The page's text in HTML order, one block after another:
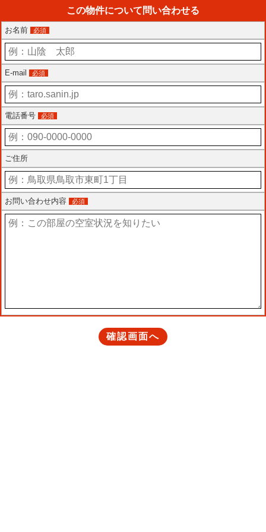
この物件について問い合わせる
お名前 必須
E-mail 必須
電話番号 必須
ご住所
お問い合わせ内容 必須